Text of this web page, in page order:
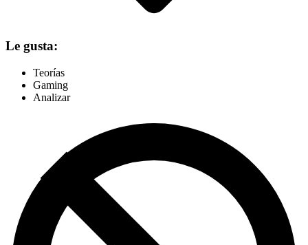
Le gusta:
Teorías
Gaming
Analizar